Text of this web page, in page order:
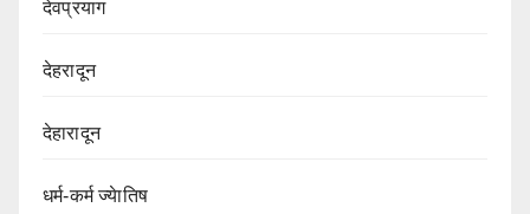
देवप्रयाग
देहरादून
देहारादून
धर्म-कर्म ज्येातिष